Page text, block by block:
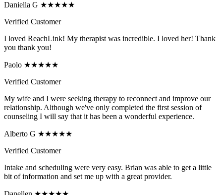
Daniella G ★★★★★
Verified Customer
I loved ReachLink! My therapist was incredible. I loved her! Thank
you thank you!
Paolo ★★★★★
Verified Customer
My wife and I were seeking therapy to reconnect and improve our
relationship. Although we've only completed the first session of
counseling I will say that it has been a wonderful experience.
Alberto G ★★★★★
Verified Customer
Intake and scheduling were very easy. Brian was able to get a little
bit of information and set me up with a great provider.